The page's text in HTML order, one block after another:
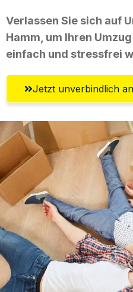
Verlassen Sie sich auf
Hamm, um Ihren
einfach und stressfrei
Jetzt unverbindlich